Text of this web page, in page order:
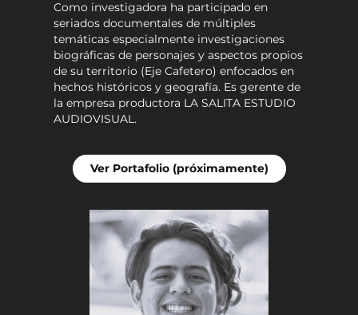
Como investigadora ha participado en
seriados documentales de múltiples
temáticas especialmente investigaciones
biográficas de personajes y aspectos propios
de su territorio (Eje Cafetero) enfocados en
hechos históricos y geografía. Es gerente de
la empresa productora LA SALITA ESTUDIO
AUDIOVISUAL.
Ver Portafolio (próximamente)